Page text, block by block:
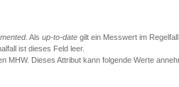
. Als up-to-date gilt ein Messwert im
ist dieses Feld leer.
MHW. Dieses Attribut kann folgende Werte